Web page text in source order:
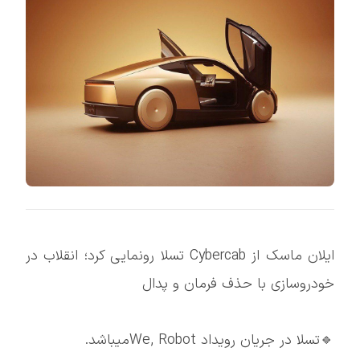
ایلان ماسک از Cybercab تسلا رونمایی کرد؛ انقلاب در
خودروسازی با حذف فرمان و پدال
🔹تسلا در جریان رویداد We, Robotمیباشد.